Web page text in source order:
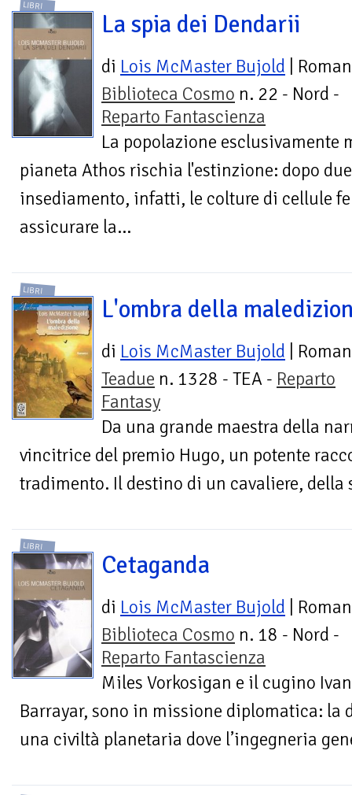
LIBRI
La spia dei Dendarii
di Lois McMaster Bujold |
Biblioteca Cosmo n. 22 - Nord -
Reparto Fantascienza
La popolazione esclusivamente
pianeta Athos rischia l'estinzione: dopo
insediamento, infatti, le colture di cellule
assicurare la...
LIBRI
L'ombra della
di Lois McMaster Bujold |
Teadue n. 1328 - TEA - Reparto
Fantasy
Da una grande maestra della
vincitrice del premio Hugo, un potente
tradimento. Il destino di un cavaliere, della
LIBRI
Cetaganda
di Lois McMaster Bujold |
Biblioteca Cosmo n. 18 - Nord -
Reparto Fantascienza
Miles Vorkosigan e il cugino
Barrayar, sono in missione diplomatica: la
una civiltà planetaria dove l’ingegneria